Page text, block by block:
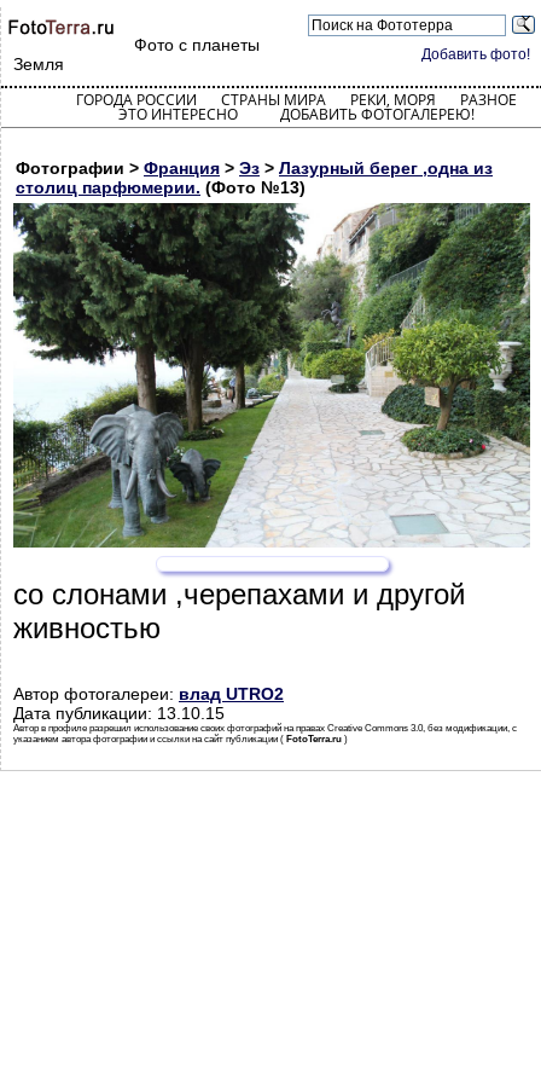
Добавить фото!
Фото с планеты
Земля
ГОРОДА РОССИИ СТРАНЫ МИРА РЕКИ, МОРЯ РАЗНОЕ
ЭТО ИНТЕРЕСНО ДОБАВИТЬ ФОТОГАЛЕРЕЮ!
Фотографии > Франция > Эз > Лазурный берег ,одна из
столиц парфюмерии. (Фото №13)
со слонами ,черепахами и другой
живностью
Автор фотогалереи: влад UTRO2
Дата публикации: 13.10.15
Автор в профиле разрешил использование своих фотографий на правах Creative Commons 3.0, без модификации, с
указанием автора фотографии и ссылки на сайт публикации ( FotoTerra.ru )